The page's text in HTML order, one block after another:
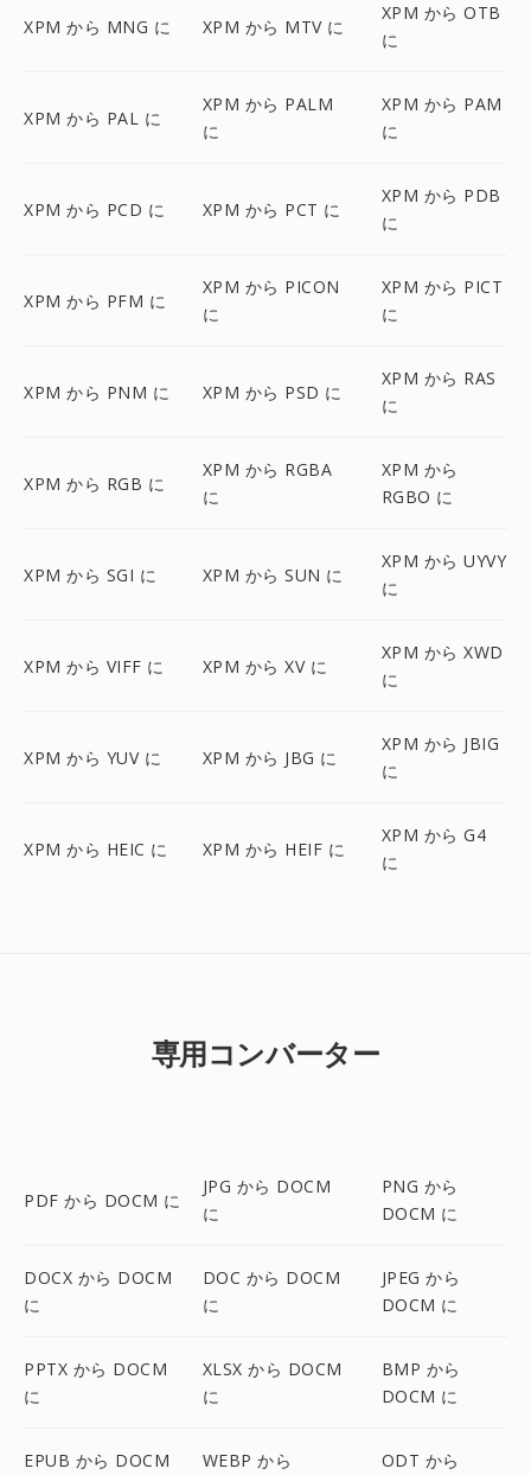
XPM から MNG に XPM から MTV に
XPM から OTB
に
XPM から PAL に
XPM から PALM
に
XPM から PAM
に
XPM から PCD に XPM から PCT に
XPM から PDB
に
XPM から PFM に
XPM から PICON
に
XPM から PICT
に
XPM から PNM に XPM から PSD に
XPM から RAS
に
XPM から RGB に
XPM から RGBA
に
XPM から
RGBO に
XPM から SGI に XPM から SUN に
XPM から UYVY
に
XPM から VIFF に XPM から XV に
XPM から XWD
に
XPM から YUV に XPM から JBG に
XPM から JBIG
に
XPM から HEIC に XPM から HEIF に
XPM から G4
に
専用コンバーター
PDF から DOCM に
JPG から DOCM
に
PNG から
DOCM に
DOCX から DOCM
に
DOC から DOCM
に
JPEG から
DOCM に
PPTX から DOCM
に
XLSX から DOCM
に
BMP から
DOCM に
EPUB から DOCM
WEBP から
ODT から